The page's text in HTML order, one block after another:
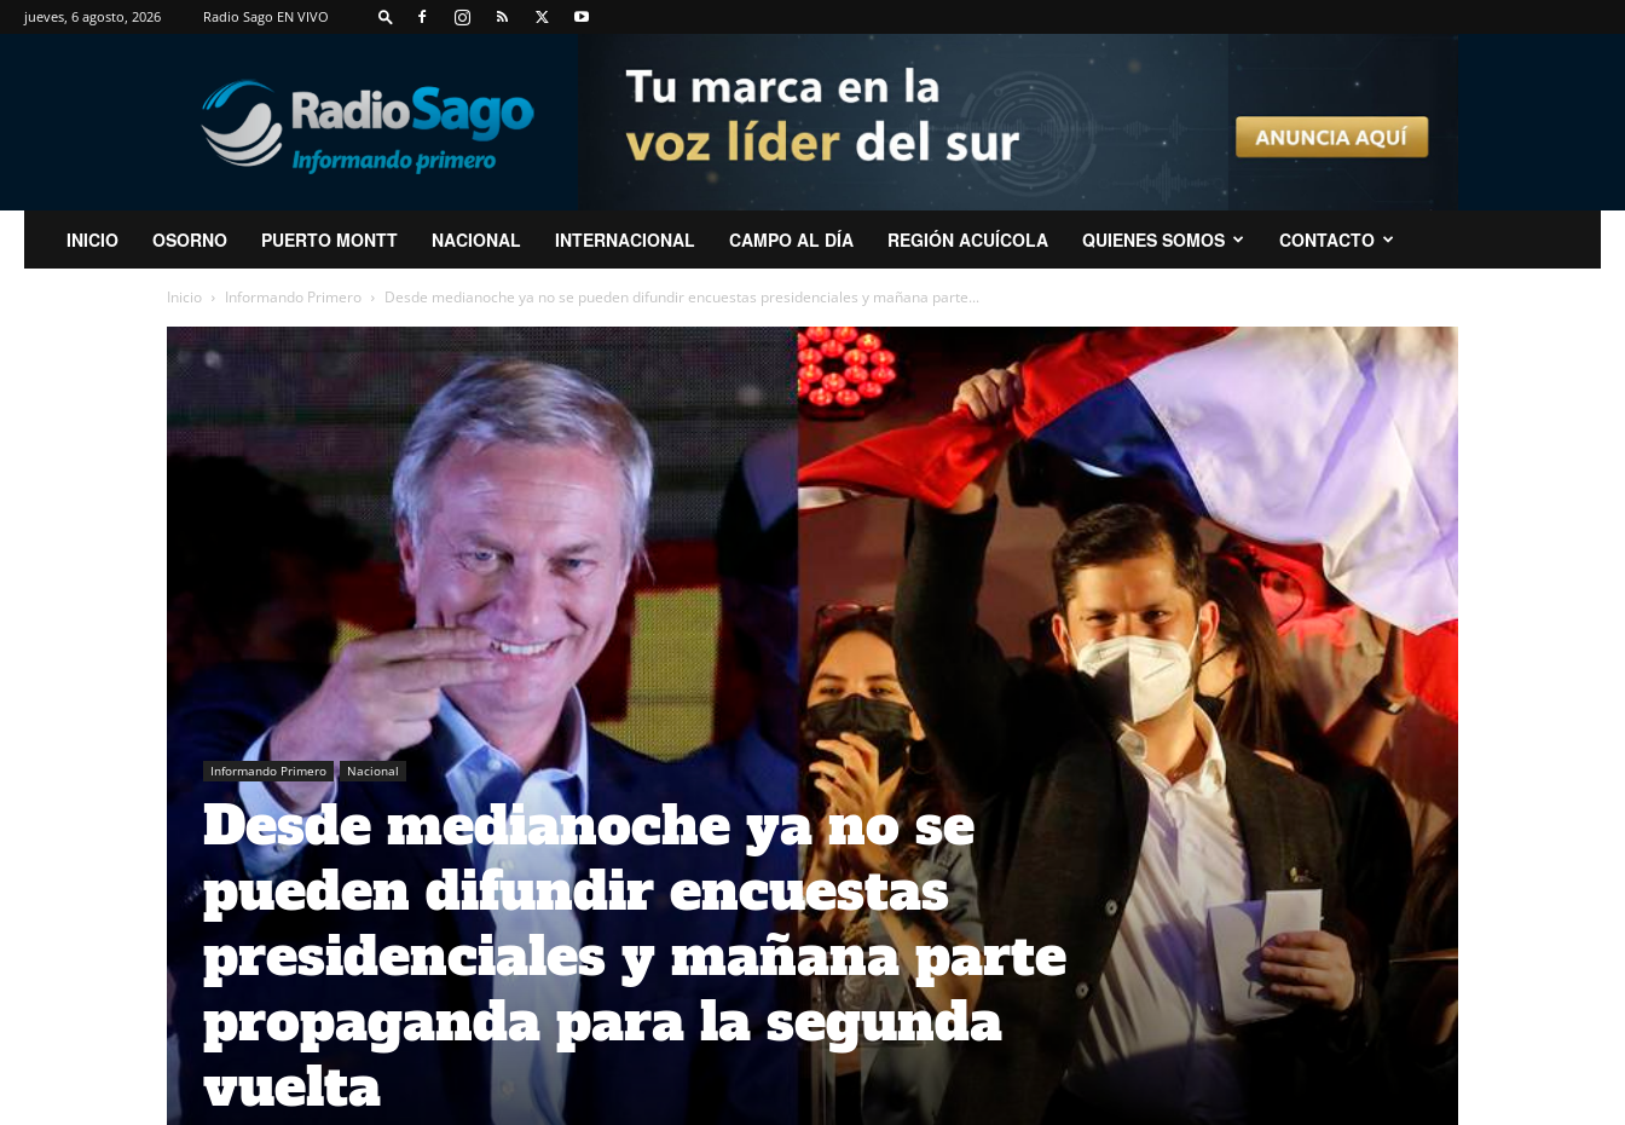
jueves, 6 agosto, 2026 Radio Sago EN VIVO
RadioSago
INICIO OSORNO PUERTO MONTT NACIONAL INTERNACIONAL CAMPO AL DÍA REGIÓN ACUÍCOLA QUIENES SOMOS CONTACTO
Inicio Informando Primero Desde medianoche ya no se pueden difundir encuestas presidenciales y mañana parte...
Informando Primero Nacional
Desde medianoche ya no se
pueden difundir encuestas
presidenciales y mañana parte
propaganda para la segunda
vuelta